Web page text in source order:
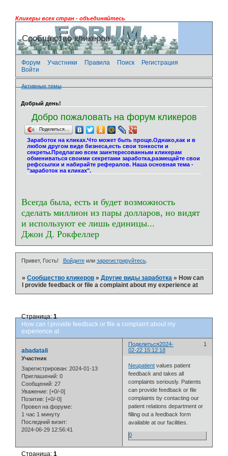
Кликеры всех стран - объединяйтесь
Сообщество кликеров
Форум Участники Правила Поиск
Регистрация
Войти
Активные темы
Добрый день!
Добро пожаловать на форум кликеров
Поделиться…
Заработок на кликах.Что может быть проще.Однако,как и в
любом другом виде бизнеса,есть свои тонкости и
секреты.Предлагаю всем заинтересованным кликерам
обмениваться своими секретами заработка,размещайте свои
рефссылки и набирайте рефералов. Наша основная тема -
"заработок на кликах".
Всегда была, есть и будет возможность
сделать миллион из пары долларов, но видят
и используют ее лишь единицы...
Джон Д. Рокфеллер
Привет, Гость! Войдитеили зарегистрируйтесь.
»Сообщество кликеров »Другие виды заработка » How can
I provide feedback or file a complaint about my experience at
How can I provide feedback or file a complaint about my
experience at
Страница:1
Поделиться 1
2024-
02-22 15:12:18
abadatali
Участник
Зарегистрирован: 2024-01-13
Приглашений: 0
Сообщений: 27
Уважение: [+0/-0]
Позитив: [+0/-0]
Провел на форуме:
1 час 1 минуту
Последний визит:
2024-06-29 12:56:41
Neupatient values patient
feedback and takes all
complaints seriously. Patients
can provide feedback or file
complaints by contacting our
patient relations department or
filling out a feedback form
available at our facilities.
0
Страница:1